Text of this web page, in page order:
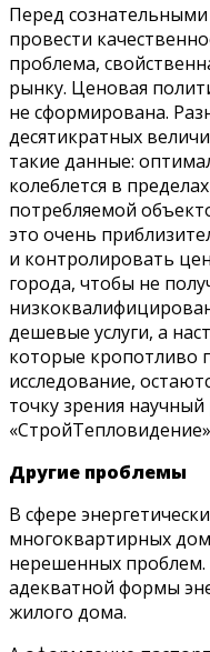
Перед
провести
проблема,
рынку. Ценовая
не сформирована.
десятикратных
такие данные:
колеблется в
потребляемой
это очень
и контролировать
города, чтобы не
дешевые услуги, а
которые кропотливо
исследование,
точку зрения
Другие проблемы
В сфере
многоквартирных
нерешенных проблем.
адекватной формы
жилого дома.